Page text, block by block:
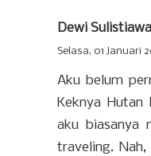
Dewi
Selasa, 01 Januari
Aku belum
Keknya Hutan
aku biasanya
traveling.